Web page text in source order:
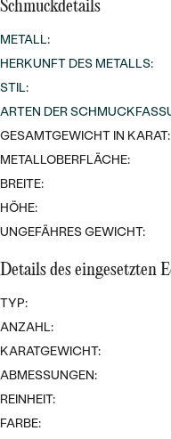
Wave
NACH DER FARBE
NACH DER FORM
DIAMANTEN
Schmuckdetails
METALL:
HERKUNFT DES METALLS:
STIL:
ARTEN DER
GESAMTGEWICHT IN KARAT:
METALLOBERFLÄCHE:
BREITE:
HÖHE:
UNGEFÄHRES GEWICHT:
Details des eingesetzten
TYP:
ANZAHL:
KARATGEWICHT:
ABMESSUNGEN:
REINHEIT:
FARBE: